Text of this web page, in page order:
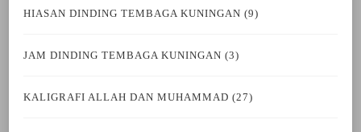
HIASAN DINDING TEMBAGA KUNINGAN (9)
JAM DINDING TEMBAGA KUNINGAN (3)
KALIGRAFI ALLAH DAN MUHAMMAD (27)